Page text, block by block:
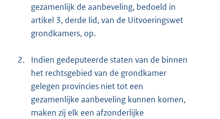
gezamenlijk de aanbeveling, bedoeld in
artikel 3, derde lid, van de Uitvoeringswet
grondkamers, op.
2.
Indien gedeputeerde staten van de binnen
het rechtsgebied van de grondkamer
gelegen provincies niet tot een
gezamenlijke aanbeveling kunnen komen,
maken zij elk een afzonderlijke